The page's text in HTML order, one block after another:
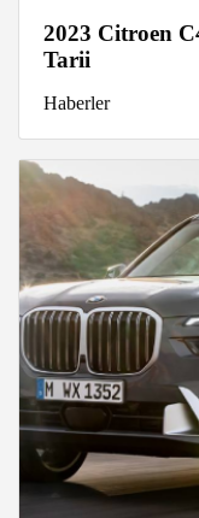
2023 Citroen
Tarii
Haberler